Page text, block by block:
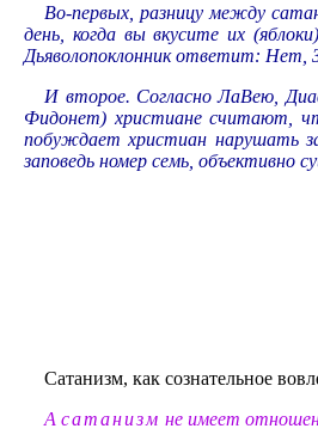
Во-первых, разницу между
день, когда вы вкусите их
Дьяволопоклонник ответит: Нет,
И второе. Согласно ЛаВею,
Фидонет) христиане считают,
побуждает христиан нарушать
заповедь номер семь, объективно
Сатанизм, как сознательное
Асатанизм не имеет